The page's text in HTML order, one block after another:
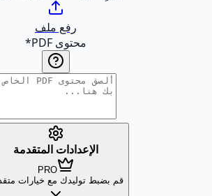
رفع ملف
محتوى PDF
*
الإعدادات المتقدمة
PRO
قم بضبط توليدك مع خيارات